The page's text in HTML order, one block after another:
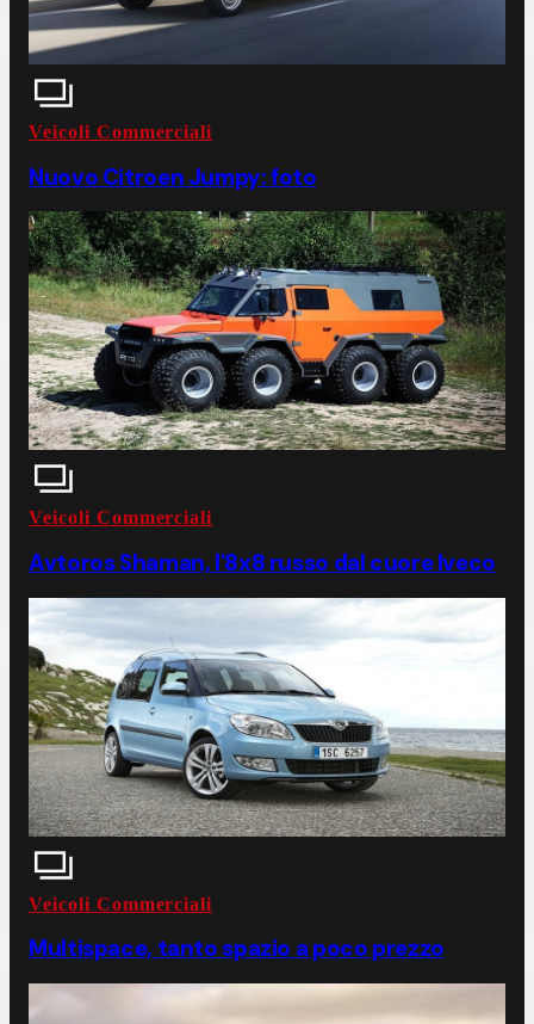
Veicoli Commerciali
Nuovo Citroen Jumpy: foto
Veicoli Commerciali
Avtoros Shaman, l'8x8 russo dal cuore Iveco
Veicoli Commerciali
Multispace, tanto spazio a poco prezzo